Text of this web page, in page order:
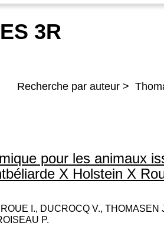
3R
Recherche par auteur >
pour les animaux
X Holstein X
I., DUCROCQ V., THOMASEN
P.